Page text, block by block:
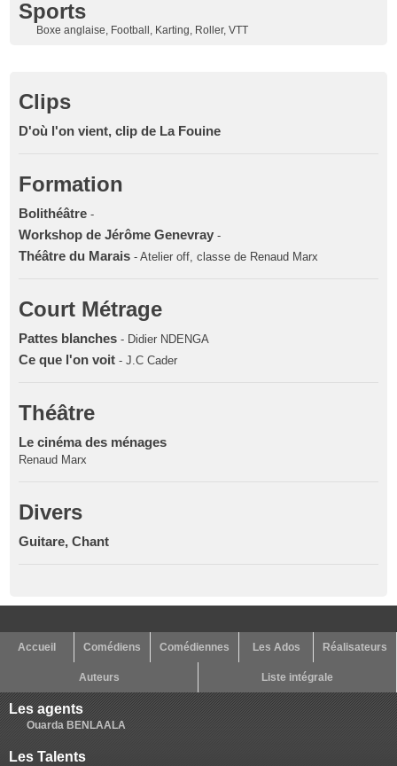
Sports
Boxe anglaise, Football, Karting, Roller, VTT
Clips
D'où l'on vient, clip de La Fouine
Formation
Bolithéâtre -
Workshop de Jérôme Genevray -
Théâtre du Marais - Atelier off, classe de Renaud Marx
Court Métrage
Pattes blanches - Didier NDENGA
Ce que l'on voit - J.C Cader
Théâtre
Le cinéma des ménages
Renaud Marx
Divers
Guitare, Chant
Accueil Comédiens Comédiennes Les Ados Réalisateurs
Auteurs Liste intégrale
Les agents
Ouarda BENLAALA
Les Talents